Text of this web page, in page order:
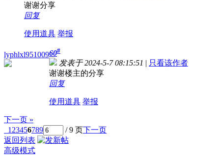
谢谢分享
回复
使用道具 举报
lyphlxl95100960#
发表于 2024-5-7 08:15:51 | 只看该作者
谢谢楼主的分享
回复
使用道具 举报
下一页 »
1 23456789 / 9 页下一页
返回列表
高级模式